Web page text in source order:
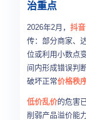
治重点
2026年2月， 抖
传：部分商家、
位或利用小数点
间内形成错误判
破坏正常价格秩
低价乱价的危害
削弱产品溢价能